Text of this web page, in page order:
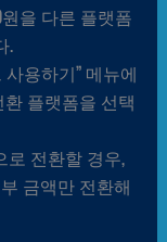
원을 다른 플랫폼
.
용하기” 메뉴에
플랫폼을 선택
로 전환할 경우,
금액만 전환해